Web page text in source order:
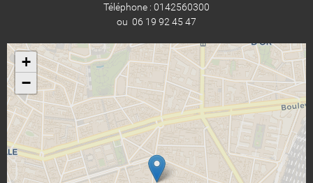
Téléphone : 0142560300
ou 06 19 92 45 47
+
−